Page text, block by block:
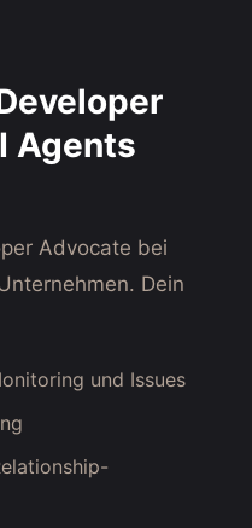
Agents
Advocate bei
Dein
und Issues